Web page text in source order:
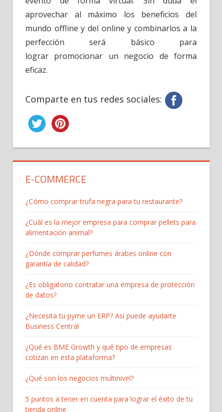
aprovechar al máximo los beneficios del
mundo offline y del online y combinarlos a la
perfección será básico para
lograr promocionar un negocio de forma
eficaz.
Comparte en tus redes sociales:
E-COMMERCE
¿Cómo comprar trufa negra para tu restaurante?
¿Cuál es la mejor empresa para comprar pellets para
alimentación animal?
¿Dónde comprar perfumes árabes online con
garantía de calidad?
¿Es obligatorio contratar una empresa de protección
de datos?
¿Necesita tu pyme un ERP? Así puede ayudarte
Business Central
¿Qué es BME Growth y qué tipo de empresas
cotizan en esta plataforma?
¿Qué son los negocios multinivel?
5 puntos a tener en cuenta para lograr el éxito de tu
tienda online